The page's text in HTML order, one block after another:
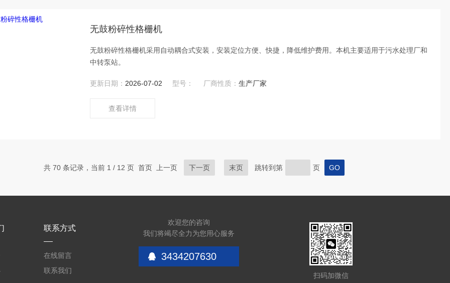
无鼓粉碎性格栅机
无鼓粉碎性格栅机采用自动耦合式安装，安装定位方便、快捷，降低维护费用。本机主要适用于污水处理厂和
中转泵站。
更新日期： 2026-07-02 型号： 厂商性质：生产厂家
查看详情
共 70 条记录，当前 1 / 12 页 首页 上一页 下一页 末页 跳转到第 页
联系方式
在线留言
联系我们
欢迎您的咨询
我们将竭尽全力为您用心服务
3434207630
扫码加微信